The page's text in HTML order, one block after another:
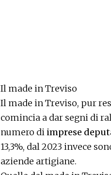
Il made in Treviso
Il made in Treviso, pur
comincia a dar segni di
numero di imprese
13,3%, dal 2023 invece
aziende artigiane.